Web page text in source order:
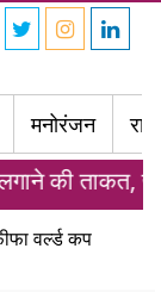
मनोरंजन
भारत पर क्या
वर्ल्ड कप